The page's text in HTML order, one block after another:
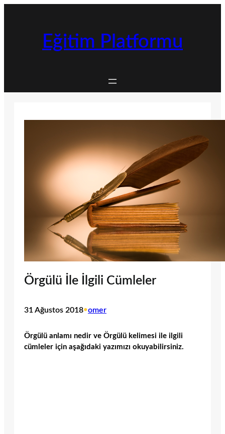
Eğitim Platformu
Örgülü İle İlgili Cümleler
31 Ağustos 2018•omer
Örgülü anlamı nedir ve Örgülü kelimesi ile ilgili
cümleler için aşağıdaki yazımızı okuyabilirsiniz.